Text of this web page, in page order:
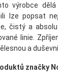
výrobce
lze popsat
čistý a
linie.
a duševní
značky